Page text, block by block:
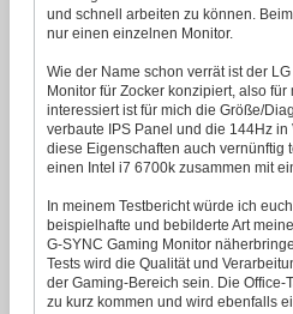
und schnell arbeiten zu können.
nur einen einzelnen Monitor.
Wie der Name schon verrät ist der
Monitor für Zocker konzipiert, also
interessiert ist für mich die Größe/
verbaute IPS Panel und die 144Hz in
diese Eigenschaften auch vernünftig
einen Intel i7 6700k zusammen mit
In meinem Testbericht würde ich
beispielhafte und bebilderte Art
G-SYNC Gaming Monitor
Tests wird die Qualität und
der Gaming-Bereich sein. Die
zu kurz kommen und wird ebenfalls